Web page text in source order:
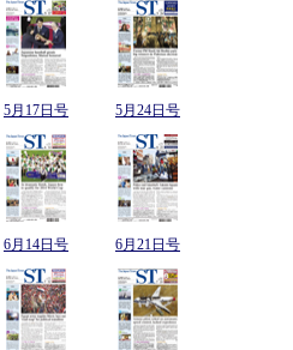
5月17日号 5月24日号
6月14日号 6月21日号